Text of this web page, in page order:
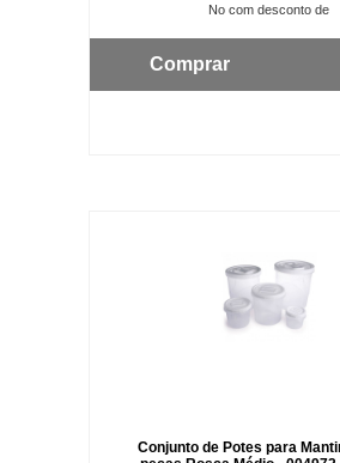
No com desconto de
Comprar
Conjunto de Potes para